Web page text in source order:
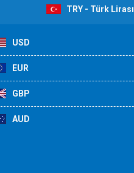
TRY - Türk Lirası
USD
EUR
GBP
AUD